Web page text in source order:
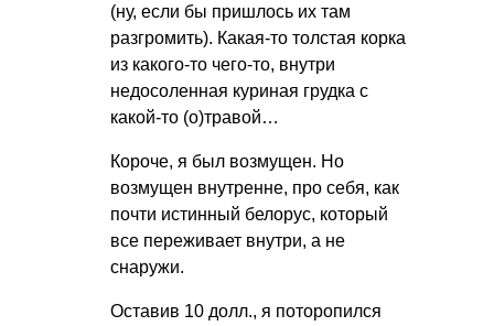
(ну, если бы пришлось их там
разгромить). Какая-то толстая корка
из какого-то чего-то, внутри
недосоленная куриная грудка с
какой-то (о)травой…
Короче, я был возмущен. Но
возмущен внутренне, про себя, как
почти истинный белорус, который
все переживает внутри, а не
снаружи.
Оставив 10 долл., я поторопился